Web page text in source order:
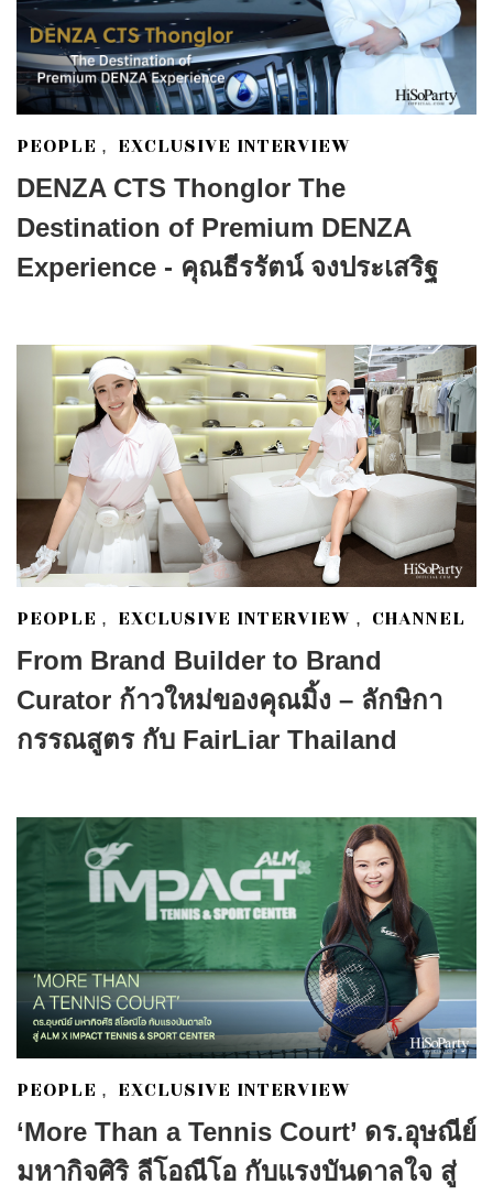
PEOPLE , EXCLUSIVE INTERVIEW
DENZA CTS Thonglor The
Destination of Premium DENZA
Experience - คุณธีรรัตน์ จงประเสริฐ
PEOPLE , EXCLUSIVE INTERVIEW , CHANNEL
From Brand Builder to Brand
Curator ก้าวใหม่ของคุณมิ้ง – ลักษิกา
กรรณสูตร กับ FairLiar Thailand
PEOPLE , EXCLUSIVE INTERVIEW
‘More Than a Tennis Court’ ดร.อุษณีย์
มหากิจศิริ ลีโอณีโอ กับแรงบันดาลใจ สู่